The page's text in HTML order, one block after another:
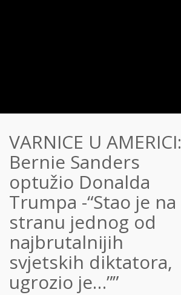
VARNICE U AMERICI:
Bernie Sanders
optužio Donalda
Trumpa -“Stao je na
stranu jednog od
najbrutalnijih
svjetskih diktatora,
ugrozio je…””